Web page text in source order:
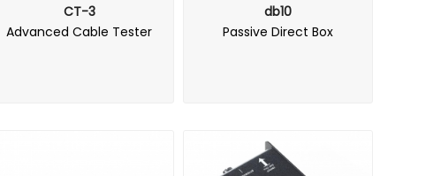
CT-3
Advanced Cable Tester
db10
Passive Direct Box